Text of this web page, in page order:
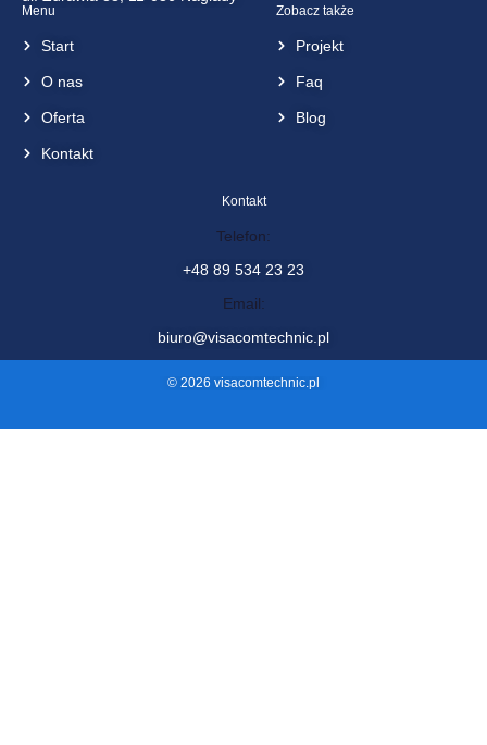
Visacom Technic sp. z o.o.
Menu
Start
O nas
Zobacz także
Projekt
Kontakt
Telefon:
+48 89 534 23 23
Email: